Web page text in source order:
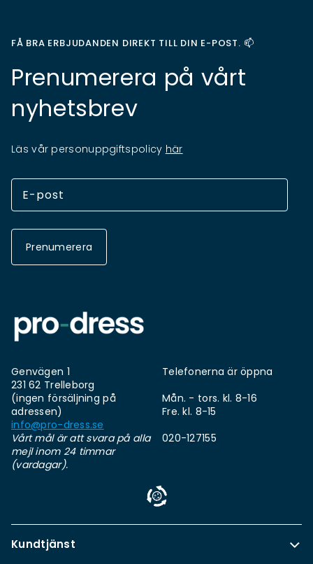
FÅ BRA ERBJUDANDEN DIREKT TILL DIN E-POST. 📫
Prenumerera på vårt
nyhetsbrev
Läs vår personuppgiftspolicy här
Prenumerera
Genvägen 1
231 62 Trelleborg
(ingen försäljning på
adressen)
info@pro-dress.se
Vårt mål är att svara på alla
mejl inom 24 timmar
(vardagar).
Telefonerna är öppna
Mån. - tors. kl. 8-16
Fre. kl. 8-15
020-127155
Kundtjänst